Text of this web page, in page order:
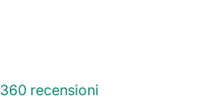
360 recensioni